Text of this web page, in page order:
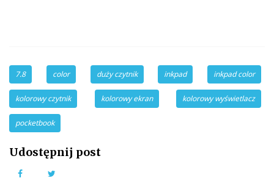
7.8 color duży czytnik inkpad inkpad color
kolorowy czytnik kolorowy ekran kolorowy wyświetlacz
pocketbook
Udostępnij post
Facebook